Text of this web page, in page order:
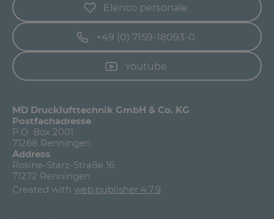
Elenco personale
+49 (0) 7159-18093-0
Youtube
MD Drucklufttechnik GmbH & Co. KG
Postfachadresse
P.O. Box 2001
71268 Renningen
Address
Rosine-Starz-Straße 16
71272 Renningen
Created with web.publisher 4.7.9